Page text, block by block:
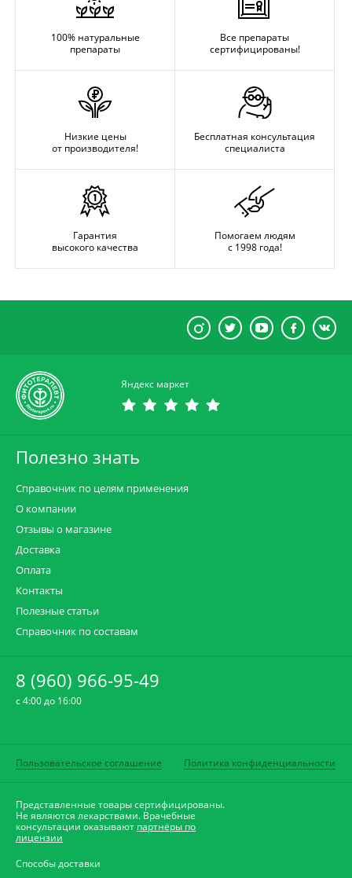
100% натуральные
препараты
Все препараты
сертифицированы!
Низкие цены
от производителя!
Бесплатная консультация
специалиста
Гарантия
высокого качества
Помогаем людям
с 1998 года!
Яндекс маркет
Полезно знать
Справочник по целям применения
О компании
Отзывы о магазине
Доставка
Оплата
Контакты
Полезные статьи
Справочник по составам
8 (960) 966-95-49
c 4:00 до 16:00
Пользовательское соглашение Политика конфиденциальности
Представленные товары сертифицированы.
Не являются лекарствами. Врачебные
консультации оказывают партнёры по
лицензии
Способы доставки